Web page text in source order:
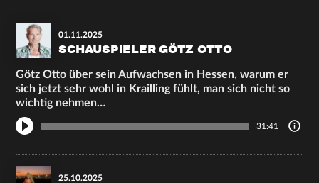
01.11.2025
SCHAUSPIELER GÖTZ OTTO
Götz Otto über sein Aufwachsen in Hessen, warum er
sich jetzt sehr wohl in Krailling fühlt, man sich nicht so
wichtig nehmen…
31:41
25.10.2025